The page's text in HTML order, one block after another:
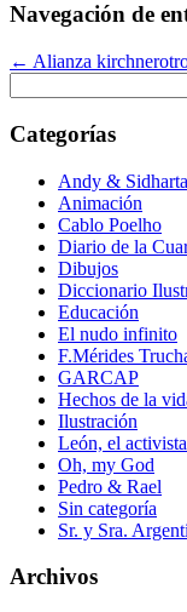
Navegación de
← Alianza
Categorías
Andy & Sidharta
Animación
Cablo Poelho
Diario de la
Dibujos
Diccionario
Educación
El nudo infinito
F.Mérides
GARCAP
Hechos de la
Ilustración
León, el
Oh, my God
Pedro & Rael
Sin categoría
Sr. y Sra.
Archivos